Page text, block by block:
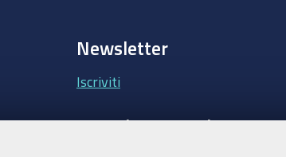
Newsletter
Iscriviti
Area riservata Giunta